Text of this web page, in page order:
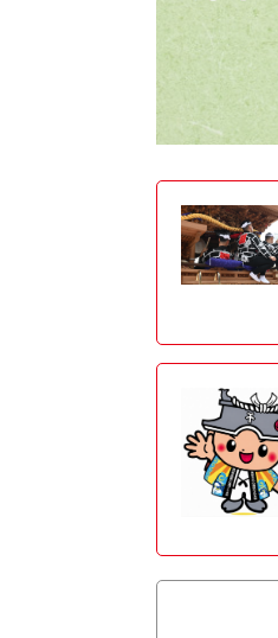
自然・環境・公園
引っ越し
男女共同参画
道路・河川・交通